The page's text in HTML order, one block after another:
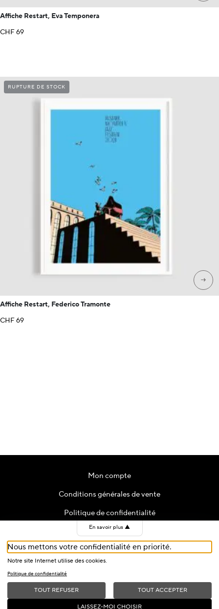
Affiche Restart, Eva Temponera
CHF69
→
RUPTURE DE STOCK
Affiche Restart, Federico Tramonte
CHF69
Mon compte
Conditions générales de vente
Politique de confidentialité
Contact
Cookies
2026 © Fondation du Festival de Jazz de Montreux — All Rights
En savoir plus ▲
Nous mettons votre confidentialité en priorité.
Notre site Internet utilise des cookies.
Politique de confidentialité
TOUT REFUSER TOUT ACCEPTER
LAISSEZ-MOI CHOISIR